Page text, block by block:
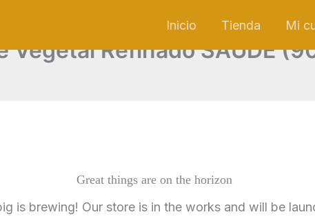
Inicio Tienda Mi
Vegetal Refinado SAUDE
Great things are on the horizon
is brewing! Our store is in the works and will be